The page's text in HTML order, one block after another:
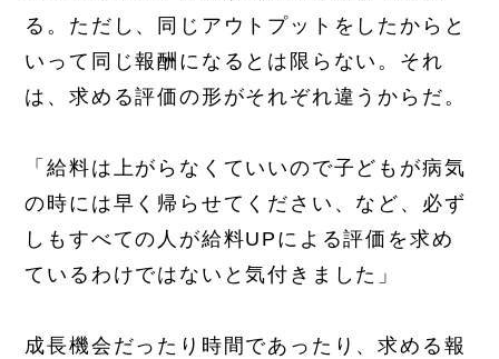
る。ただし、同じアウトプットをしたからと
いって同じ報酬になるとは限らない。それ
は、求める評価の形がそれぞれ違うからだ。
「給料は上がらなくていいので子どもが病気
の時には早く帰らせてください、など、必ず
しもすべての人が給料UPによる評価を求め
ているわけではないと気付きました」
成長機会だったり時間であったり、求める報